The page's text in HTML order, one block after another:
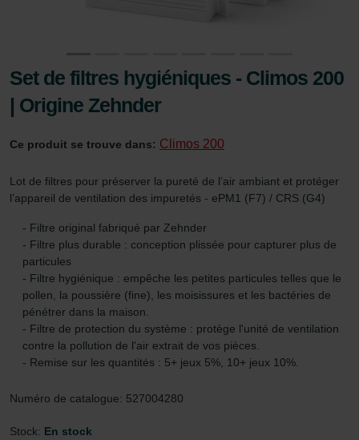
Set de filtres hygiéniques - Climos 200
| Origine Zehnder
Ce produit se trouve dans: Climos 200
Lot de filtres pour préserver la pureté de l’air ambiant et protéger
l’appareil de ventilation des impuretés - ePM1 (F7) / CRS (G4)
- Filtre original fabriqué par Zehnder
- Filtre plus durable : conception plissée pour capturer plus de
particules
- Filtre hygiénique : empêche les petites particules telles que le
pollen, la poussière (fine), les moisissures et les bactéries de
pénétrer dans la maison.
- Filtre de protection du système : protège l'unité de ventilation
contre la pollution de l'air extrait de vos pièces.
- Remise sur les quantités : 5+ jeux 5%, 10+ jeux 10%.
Numéro de catalogue: 527004280
Stock: En stock